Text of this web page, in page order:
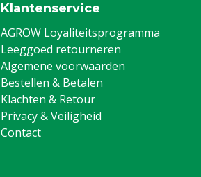
Klantenservice
AGROW Loyaliteitsprogramma
Leeggoed retourneren
Algemene voorwaarden
Bestellen & Betalen
Klachten & Retour
Privacy & Veiligheid
Contact